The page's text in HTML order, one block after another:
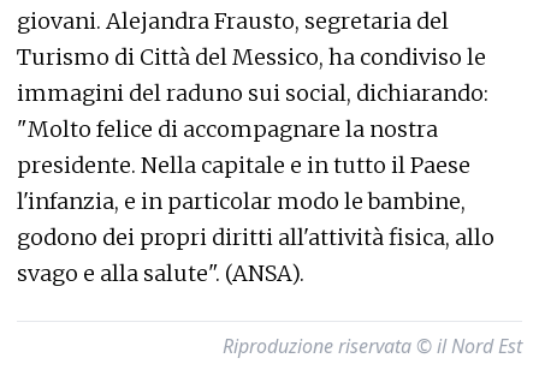
giovani. Alejandra Frausto, segretaria del
Turismo di Città del Messico, ha condiviso le
immagini del raduno sui social, dichiarando:
"Molto felice di accompagnare la nostra
presidente. Nella capitale e in tutto il Paese
l'infanzia, e in particolar modo le bambine,
godono dei propri diritti all'attività fisica, allo
svago e alla salute". (ANSA).
Riproduzione riservata © il Nord Est